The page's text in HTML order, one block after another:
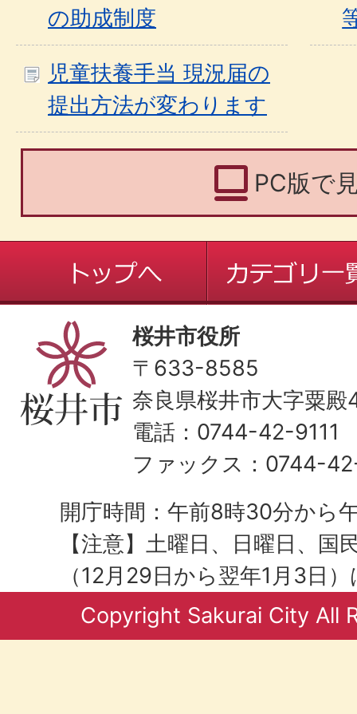
の助成制度
児童扶養手当 現況届の
提出方法が変わります
PC版で
桜井市役所
〒633-8585
奈良県桜井市大字粟
電話：0744-42-9111
ファックス：0744-
開庁時間：午前8時30分から
【注意】土曜日、日曜日、国
（12月29日から翌年1月3日
Copyright Sakurai City All